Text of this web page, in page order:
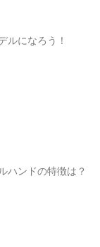
ルになろう！
ハンドの特徴は？